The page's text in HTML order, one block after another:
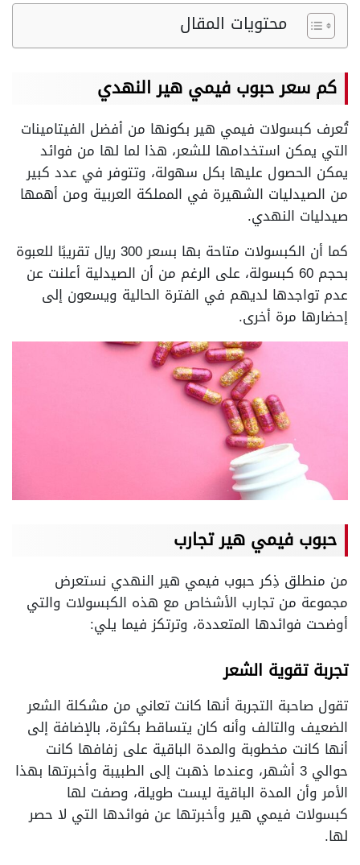
محتويات المقال
كم سعر حبوب فيمي هير النهدي
تُعرف كبسولات فيمي هير بكونها من أفضل الفيتامينات
التي يمكن استخدامها للشعر، هذا لما لها من فوائد
يمكن الحصول عليها بكل سهولة، وتتوفر في عدد كبير
من الصيدليات الشهيرة في المملكة العربية ومن أهمها
صيدليات النهدي.
كما أن الكبسولات متاحة بها بسعر 300 ريال تقريبًا للعبوة
بحجم 60 كبسولة، على الرغم من أن الصيدلية أعلنت عن
عدم تواجدها لديهم في الفترة الحالية ويسعون إلى
إحضارها مرة أخرى.
حبوب فيمي هير تجارب
من منطلق ذِكر حبوب فيمي هير النهدي نستعرض
مجموعة من تجارب الأشخاص مع هذه الكبسولات والتي
أوضحت فوائدها المتعددة، وترتكز فيما يلي:
تجربة تقوية الشعر
تقول صاحبة التجربة أنها كانت تعاني من مشكلة الشعر
الضعيف والتالف وأنه كان يتساقط بكثرة، بالإضافة إلى
أنها كانت مخطوبة والمدة الباقية على زفافها كانت
حوالي 3 أشهر، وعندما ذهبت إلى الطبيبة وأخبرتها بهذا
الأمر وأن المدة الباقية ليست طويلة، وصفت لها
كبسولات فيمي هير وأخبرتها عن فوائدها التي لا حصر
لها.